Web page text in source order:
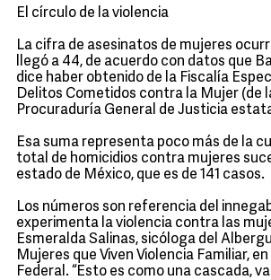
El círculo de la violencia
La cifra de asesinatos de mujeres
llegó a 44, de acuerdo con datos que
dice haber obtenido de la Fiscalía
Delitos Cometidos contra la Mujer (de
Procuraduría General de Justicia
Esa suma representa poco más de la
total de homicidios contra mujeres
estado de México, que es de 141 casos.
Los números son referencia del
experimenta la violencia contra las
Esmeralda Salinas, sicóloga del
Mujeres que Viven Violencia Familiar,
Federal. “Esto es como una cascada,